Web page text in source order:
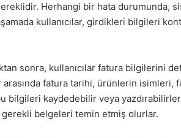
Herhangi bir hata durumunda,
kullanıcılar, girdikleri bilgileri
sonra, kullanıcılar fatura bilgilerini
fatura tarihi, ürünlerin isimleri,
bilgileri kaydedebilir veya
belgeleri temin etmiş olurlar.